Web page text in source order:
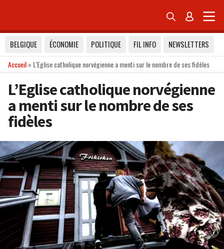
 
BELGIQUE ÉCONOMIE POLITIQUE FIL INFO
NEWSLETTERS
Accueil» L’Eglise catholique norvégienne a menti sur le nombre de ses fidèles
L’Eglise catholique norvégienne
a menti sur le nombre de ses
fidèles